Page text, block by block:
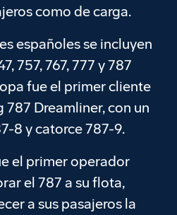
como de carga.
españoles se incluyen
757, 767, 777 y 787
fue el primer cliente
Dreamliner, con un
8 y catorce 787-9.
el primer operador
el 787 a su flota,
a sus pasajeros la